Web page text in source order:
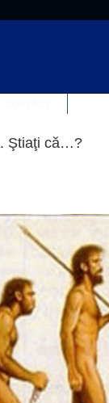
Ştiaţi că…?